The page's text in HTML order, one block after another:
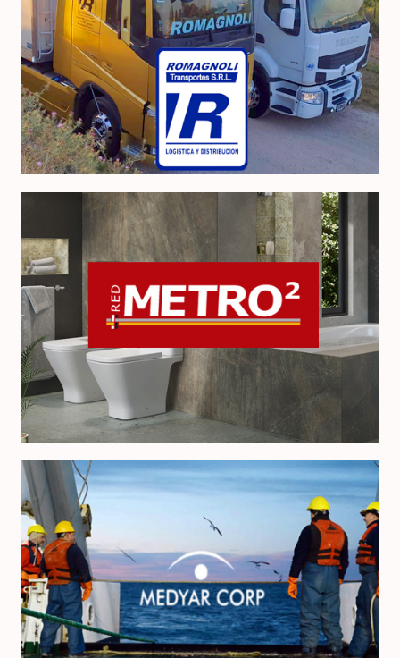
Expreso Romagnoli
Red Metro2
Medyar Corp